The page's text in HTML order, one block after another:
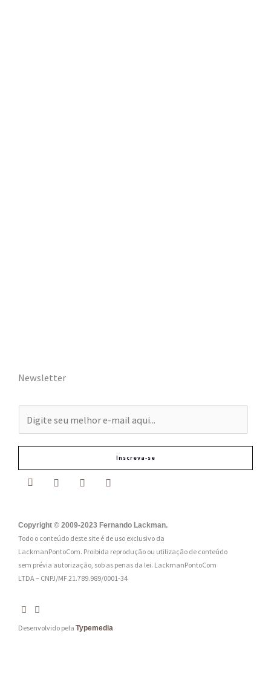
Newsletter
-
m
a
:
*
Inscreva-se
Copyright © 2009-2023 Fernando Lackman.
Todo o conteúdo deste site é de uso exclusivo da
LackmanPontoCom. Proibida reprodução ou utilização de conteúdo
sem prévia autorização, sob as penas da lei. LackmanPontoCom
LTDA – CNPJ/MF 21.789.989/0001-34
Desenvolvido pela Typemedia